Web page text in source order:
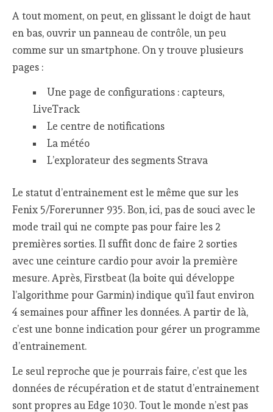
A tout moment, on peut, en glissant le doigt de haut
en bas, ouvrir un panneau de contrôle, un peu
comme sur un smartphone. On y trouve plusieurs
pages :
Une page de configurations : capteurs,
LiveTrack
Le centre de notifications
La météo
L’explorateur des segments Strava
Le statut d’entrainement est le même que sur les
Fenix 5/Forerunner 935. Bon, ici, pas de souci avec le
mode trail qui ne compte pas pour faire les 2
premières sorties. Il suffit donc de faire 2 sorties
avec une ceinture cardio pour avoir la première
mesure. Après, Firstbeat (la boite qui développe
l’algorithme pour Garmin) indique qu’il faut environ
4 semaines pour affiner les données. A partir de là,
c’est une bonne indication pour gérer un programme
d’entrainement.
Le seul reproche que je pourrais faire, c’est que les
données de récupération et de statut d’entrainement
sont propres au Edge 1030. Tout le monde n’est pas